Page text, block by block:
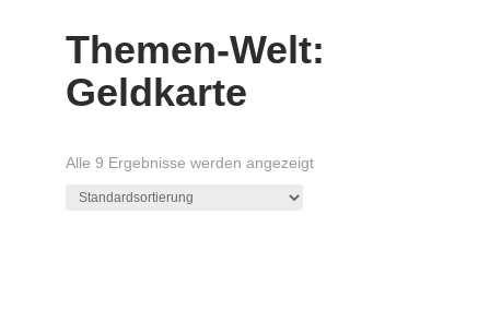
Themen-Welt:
Geldkarte
Alle 9 Ergebnisse werden angezeigt